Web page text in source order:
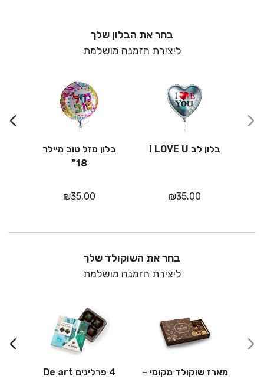
בחר את הבלון שלך
ליצירת הזמנה מושלמת
בלון לב I LOVE U
₪35.00
בלון מזל טוב מיילר
18"
₪35.00
‹
›
בחר את השוקולד שלך
ליצירת הזמנה מושלמת
מארז שוקולד מקומי –
4 פרלינים De art
‹
›